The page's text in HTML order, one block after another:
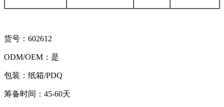
货号：602612
ODM/OEM：是
包装：纸箱/PDQ
筹备时间：45-60天